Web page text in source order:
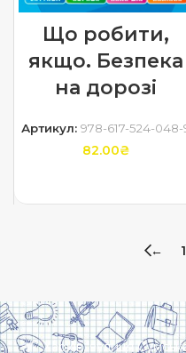
Що робити,
якщо. Безпека
на дорозі
Артикул:978-617-524-048-
82.00₴
← 1
Харків, вулиця